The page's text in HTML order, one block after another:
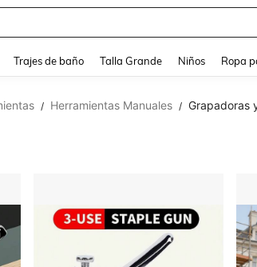
Trajes de baño Talla Grande Niños Ropa
/ Herramientas Manuales / Grapadoras